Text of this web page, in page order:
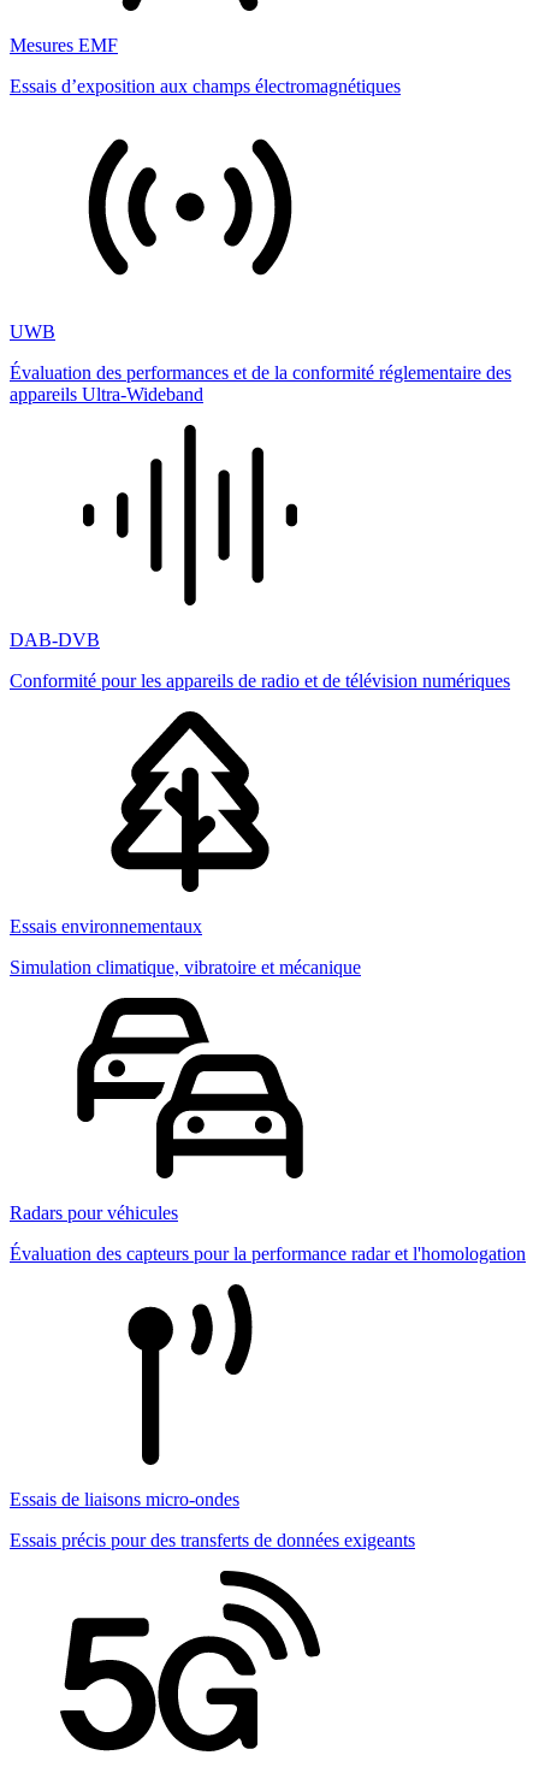
Mesures EMF
Essais d’exposition aux champs électromagnétiques
UWB
Évaluation des performances et de la conformité réglementaire des
appareils Ultra-Wideband
DAB-DVB
Conformité pour les appareils de radio et de télévision numériques
Essais environnementaux
Simulation climatique, vibratoire et mécanique
Radars pour véhicules
Évaluation des capteurs pour la performance radar et l'homologation
Essais de liaisons micro-ondes
Essais précis pour des transferts de données exigeants